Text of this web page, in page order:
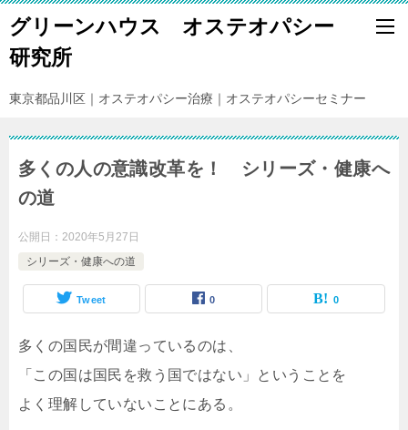
グリーンハウス オステオパシー
研究所
東京都品川区｜オステオパシー治療｜オステオパシーセミナー
多くの人の意識改革を！ シリーズ・健康へ
の道
公開日： 2020年5月27日
シリーズ・健康への道
Tweet 0 0
多くの国民が間違っているのは、
「この国は国民を救う国ではない」ということを
よく理解していないことにある。